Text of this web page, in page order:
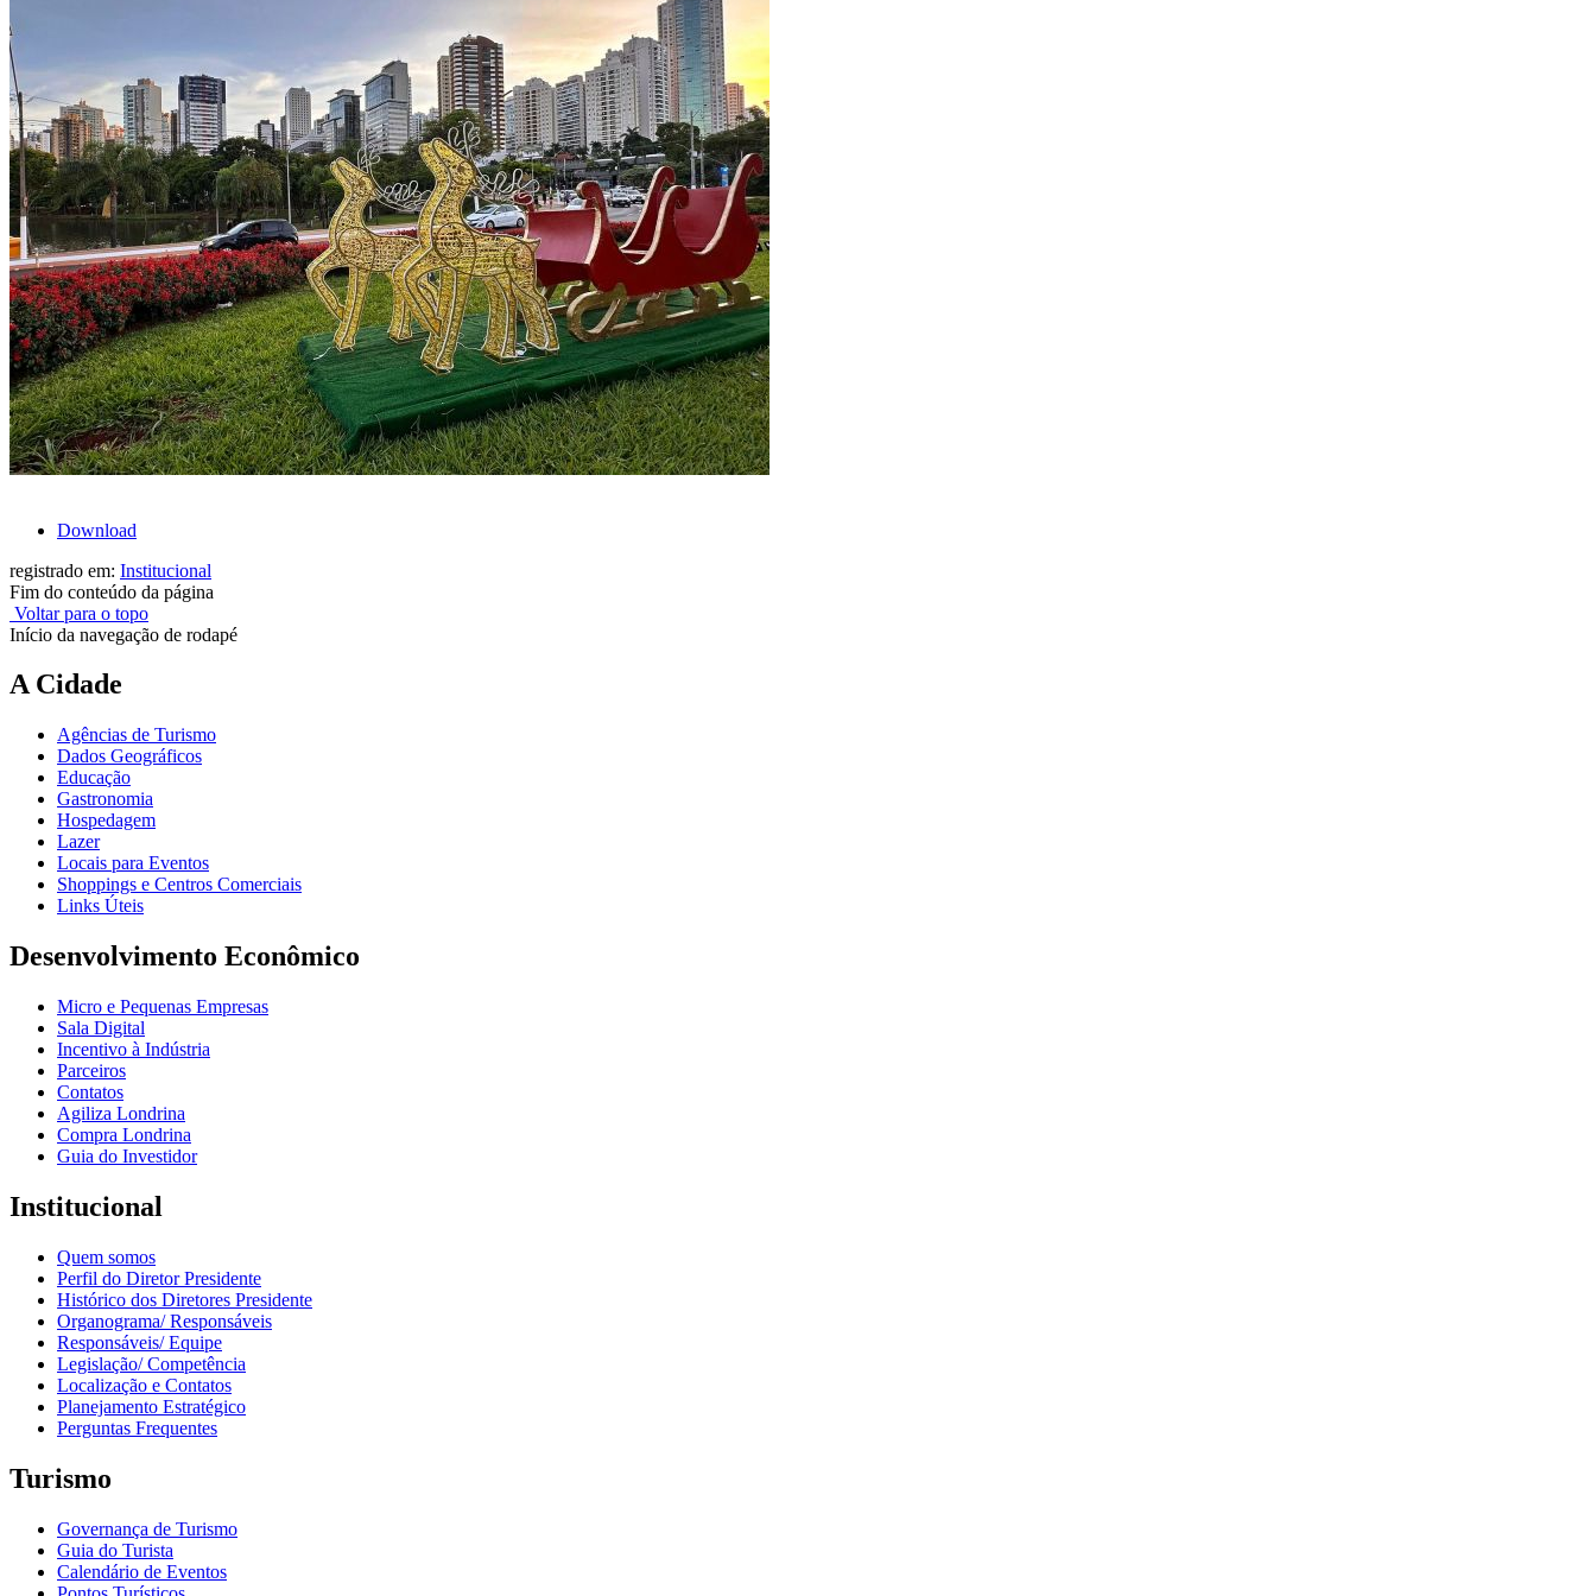
Download
registrado em: Institucional
Fim do conteúdo da página
Voltar para o topo
Início da navegação de rodapé
A Cidade
Agências de Turismo
Dados Geográficos
Educação
Gastronomia
Hospedagem
Lazer
Locais para Eventos
Shoppings e Centros Comerciais
Links Úteis
Desenvolvimento Econômico
Micro e Pequenas Empresas
Sala Digital
Incentivo à Indústria
Parceiros
Contatos
Agiliza Londrina
Compra Londrina
Guia do Investidor
Institucional
Quem somos
Perfil do Diretor Presidente
Histórico dos Diretores Presidente
Organograma/ Responsáveis
Responsáveis/ Equipe
Legislação/ Competência
Localização e Contatos
Planejamento Estratégico
Perguntas Frequentes
Turismo
Governança de Turismo
Guia do Turista
Calendário de Eventos